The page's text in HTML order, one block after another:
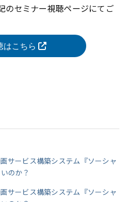
のセミナー視聴ページにてご
はこちら
サービス構築システム『ソーシャ
のか？
サービス構築システム『ソーシャ